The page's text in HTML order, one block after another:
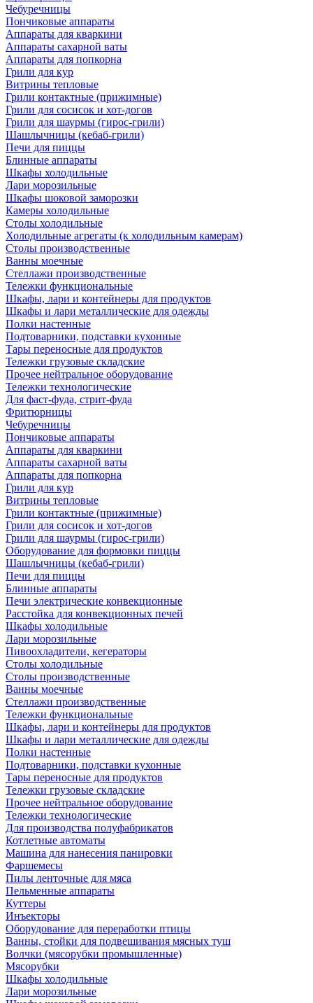
Чебуречницы
Пончиковые аппараты
Аппараты для кваркини
Аппараты сахарной ваты
Аппараты для попкорна
Грили для кур
Витрины тепловые
Грили контактные (прижимные)
Грили для сосисок и хот-догов
Грили для шаурмы (гирос-грили)
Шашлычницы (кебаб-грили)
Печи для пиццы
Блинные аппараты
Шкафы холодильные
Лари морозильные
Шкафы шоковой заморозки
Камеры холодильные
Столы холодильные
Холодильные агрегаты (к холодильным камерам)
Столы производственные
Ванны моечные
Стеллажи производственные
Тележки функциональные
Шкафы, лари и контейнеры для продуктов
Шкафы и лари металлические для одежды
Полки настенные
Подтоварники, подставки кухонные
Тары переносные для продуктов
Тележки грузовые складские
Прочее нейтральное оборудование
Тележки технологические
Для фаст-фуда, стрит-фуда
Фритюрницы
Чебуречницы
Пончиковые аппараты
Аппараты для кваркини
Аппараты сахарной ваты
Аппараты для попкорна
Грили для кур
Витрины тепловые
Грили контактные (прижимные)
Грили для сосисок и хот-догов
Грили для шаурмы (гирос-грили)
Оборудование для формовки пиццы
Шашлычницы (кебаб-грили)
Печи для пиццы
Блинные аппараты
Печи электрические конвекционные
Расстойка для конвекционных печей
Шкафы холодильные
Лари морозильные
Пивоохладители, кегераторы
Столы холодильные
Столы производственные
Ванны моечные
Стеллажи производственные
Тележки функциональные
Шкафы, лари и контейнеры для продуктов
Шкафы и лари металлические для одежды
Полки настенные
Подтоварники, подставки кухонные
Тары переносные для продуктов
Тележки грузовые складские
Прочее нейтральное оборудование
Тележки технологические
Для производства полуфабрикатов
Котлетные автоматы
Машина для нанесения панировки
Фаршемесы
Пилы ленточные для мяса
Пельменные аппараты
Куттеры
Инъекторы
Оборудование для переработки птицы
Ванны, стойки для подвешивания мясных туш
Волчки (мясорубки промышленные)
Мясорубки
Шкафы холодильные
Лари морозильные